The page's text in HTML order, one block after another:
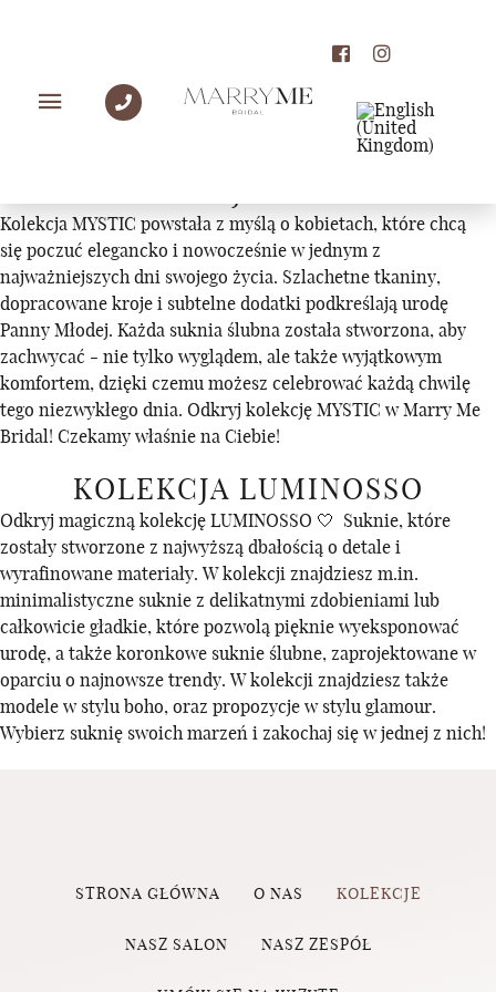
KOLEKCJE
Kolekcja MYSTIC powstała z myślą o kobietach, które chcą
się poczuć elegancko i nowocześnie w jednym z
najważniejszych dni swojego życia. Szlachetne tkaniny,
dopracowane kroje i subtelne dodatki podkreślają urodę
Panny Młodej. Każda suknia ślubna została stworzona, aby
zachwycać - nie tylko wyglądem, ale także wyjątkowym
komfortem, dzięki czemu możesz celebrować każdą chwilę
tego niezwykłego dnia. Odkryj kolekcję MYSTIC w Marry Me
Bridal! Czekamy właśnie na Ciebie!
KOLEKCJA LUMINOSSO
Odkryj magiczną kolekcję LUMINOSSO 🤍 Suknie, które
zostały stworzone z najwyższą dbałością o detale i
wyrafinowane materiały. W kolekcji znajdziesz m.in.
minimalistyczne suknie z delikatnymi zdobieniami lub
całkowicie gładkie, które pozwolą pięknie wyeksponować
urodę, a także koronkowe suknie ślubne, zaprojektowane w
oparciu o najnowsze trendy. W kolekcji znajdziesz także
modele w stylu boho, oraz propozycje w stylu glamour.
Wybierz suknię swoich marzeń i zakochaj się w jednej z nich!
STRONA GŁÓWNA O NAS KOLEKCJE
NASZ SALON NASZ ZESPÓŁ